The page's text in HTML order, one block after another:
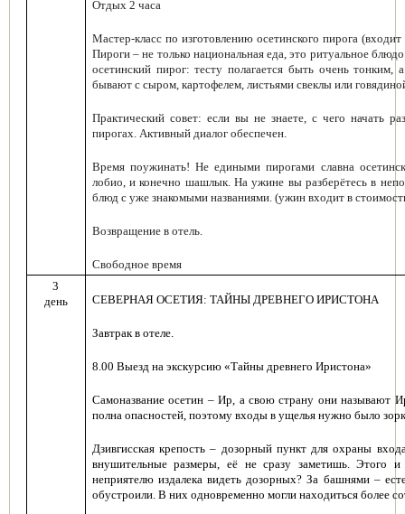
Отдых 2 часа
Мастер-класс по изготовлению осетинского пирога
Пироги – не только национальная еда, это ритуальное
осетинский пирог: тесту полагается быть очень
бывают с сыром, картофелем, листьями свеклы или
Практический совет: если вы не знаете, с чего начать
пирогах. Активный диалог обеспечен.
Время поужинать! Не едиными пирогами славна
лобио, и конечно шашлык. На ужине вы разберётесь в
блюд с уже знакомыми названиями. (ужин входит в
Возвращение в отель.
Свободное время
3
день
СЕВЕРНАЯ ОСЕТИЯ: ТАЙНЫ ДРЕВНЕГО ИРИСТОНА
Завтрак в отеле.
8.00 Выезд на экскурсию «Тайны древнего Иристона»
Самоназвание осетин – Ир, а свою страну они называют
полна опасностей, поэтому входы в ущелья нужно было
Дзивгисская крепость – дозорный пункт для охраны
внушительные размеры, её не сразу заметишь. Этого и
неприятелю издалека видеть дозорных? За башнями –
обустроили. В них одновременно могли находиться более